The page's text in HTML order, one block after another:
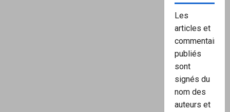
Les
articles et
commentaires
publiés
sont
signés du
nom des
auteurs et